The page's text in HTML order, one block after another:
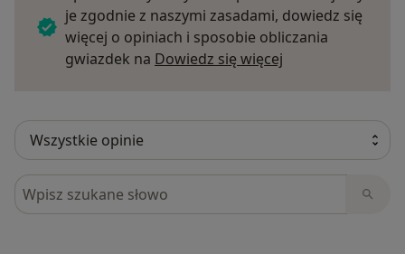
je zgodnie z naszymi zasadami, dowiedz się
więcej o opiniach i sposobie obliczania
gwiazdek na Dowiedz się więcej
Szukaj w opiniach